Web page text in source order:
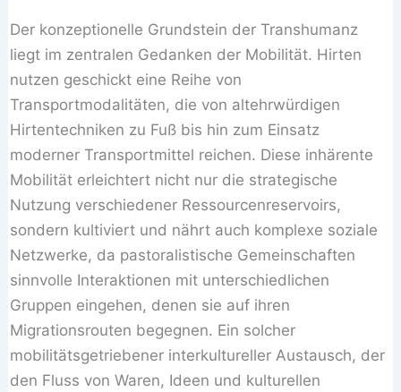
Der konzeptionelle Grundstein der Transhumanz
liegt im zentralen Gedanken der Mobilität. Hirten
nutzen geschickt eine Reihe von
Transportmodalitäten, die von altehrwürdigen
Hirtentechniken zu Fuß bis hin zum Einsatz
moderner Transportmittel reichen. Diese inhärente
Mobilität erleichtert nicht nur die strategische
Nutzung verschiedener Ressourcenreservoirs,
sondern kultiviert und nährt auch komplexe soziale
Netzwerke, da pastoralistische Gemeinschaften
sinnvolle Interaktionen mit unterschiedlichen
Gruppen eingehen, denen sie auf ihren
Migrationsrouten begegnen. Ein solcher
mobilitätsgetriebener interkultureller Austausch, der
den Fluss von Waren, Ideen und kulturellen